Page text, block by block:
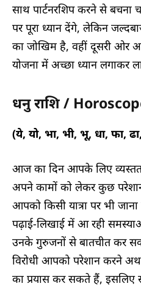
साथ पार्टनरशिप करने से
पर पूरा ध्यान देंगे, लेकिन
का जोखिम है, वहीं दूसरी ओर
योजना में अच्छा ध्यान लगाकर
धनु राशि /
(ये, यो, भा, भी, भू, धा, फा,
आज का दिन आपके लिए
अपने कामों को लेकर कुछ
आपको किसी यात्रा पर भी
पढ़ाई-लिखाई में आ रही
उनके गुरुजनों से बातचीत कर
विरोधी आपको परेशान करने
का प्रयास कर सकते हैं,